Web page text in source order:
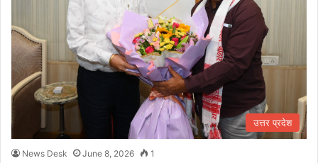
उत्तर प्रदेश
News Desk June 8, 2026 1